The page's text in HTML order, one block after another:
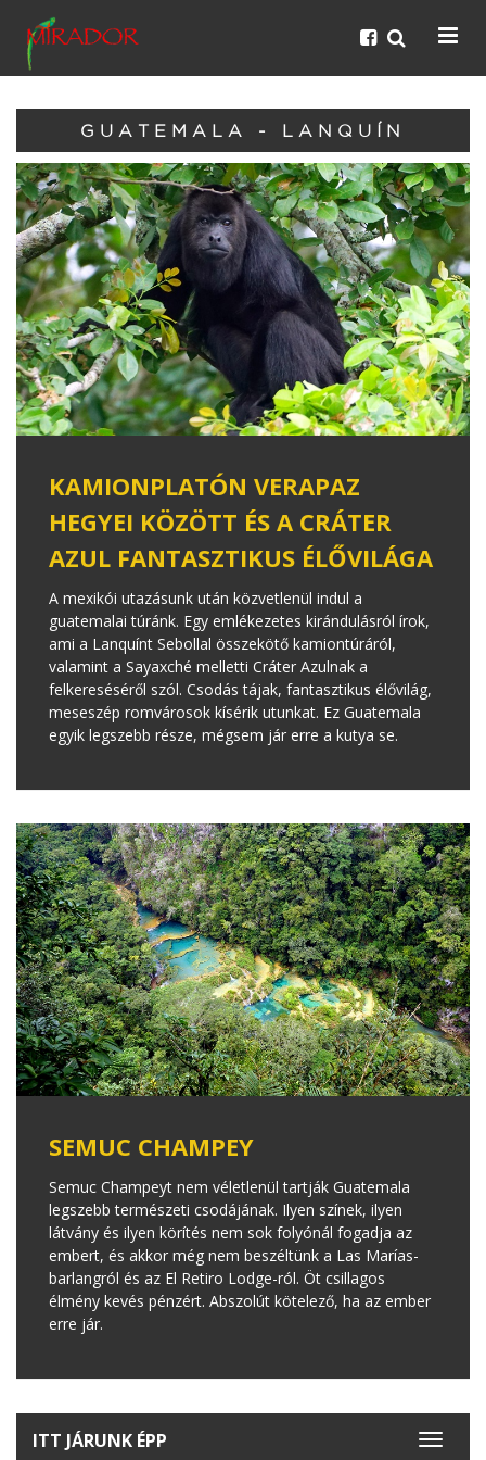
GUATEMALA - LANQUÍN
KAMIONPLATÓN VERAPAZ
HEGYEI KÖZÖTT ÉS A CRÁTER
AZUL FANTASZTIKUS ÉLŐVILÁGA
A mexikói utazásunk után közvetlenül indul a
guatemalai túránk. Egy emlékezetes kirándulásról írok,
ami a Lanquínt Sebollal összekötő kamiontúráról,
valamint a Sayaxché melletti Cráter Azulnak a
felkereséséről szól. Csodás tájak, fantasztikus élővilág,
meseszép romvárosok kísérik utunkat. Ez Guatemala
egyik legszebb része, mégsem jár erre a kutya se.
SEMUC CHAMPEY
Semuc Champeyt nem véletlenül tartják Guatemala
legszebb természeti csodájának. Ilyen színek, ilyen
látvány és ilyen körítés nem sok folyónál fogadja az
embert, és akkor még nem beszéltünk a Las Marías-
barlangról és az El Retiro Lodge-ról. Öt csillagos
élmény kevés pénzért. Abszolút kötelező, ha az ember
erre jár.
Toggle
ITT JÁRUNK ÉPP